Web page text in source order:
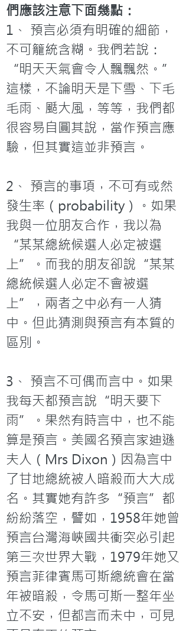
們應該注意下面幾點：
1、 預言必須有明確的細節，
不可籠統含糊。我們若說：
“明天天氣會令人飄飄然。”
這樣，不論明天是下雪、下毛
毛雨、颳大風，等等，我們都
很容易自圓其說，當作預言應
驗，但其實這並非預言。
2、 預言的事項，不可有或然
發生率（probability）。如果
我與一位朋友合作，我以為
“某某總統候選人必定被選
上”。而我的朋友卻說“某某
總統候選人必定不會被選
上”，兩者之中必有一人猜
中。但此猜測與預言有本質的
區別。
3、 預言不可偶而言中。如果
我每天都預言說“明天要下
雨”。果然有時言中，也不能
算是預言。美國名預言家迪遜
夫人（Mrs Dixon）因為言中
了甘地總統被人暗殺而大大成
名。其實她有許多“預言”都
紛紛落空，譬如，1958年她曾
預言台灣海峽國共衝突必引起
第三次世界大戰，1979年她又
預言菲律賓馬可斯總統會在當
年被暗殺，令馬可斯一整年坐
立不安，但都言而未中，可見